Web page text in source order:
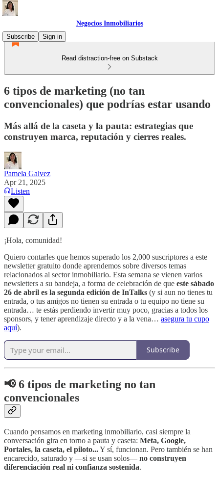
Negocios Inmobiliarios
Subscribe
Sign in
Read distraction-free on Substack
6 tipos de marketing (no tan
convencionales) que podrías estar usando
Más allá de la caseta y la pauta: estrategias que
construyen marca, reputación y cierres reales.
Pamela Galvez
Apr 21, 2025
Listen
¡Hola, comunidad!
Quiero contarles que hemos superado los 2,000 suscriptores a este
newsletter gratuito donde aprendemos sobre diversos temas
relacionados al sector inmobiliario. Esta semana se vienen varios
newsletters a su bandeja, a forma de celebración de que este sábado
26 de abril es la segunda edición de InTalks (y si aun no tienes tu
entrada, o tus amigos no tienen su entrada o tu equipo no tiene su
entrada… te estás perdiendo invertir muy poco, gracias a todos los
sponsors, y tener aprendizaje directo y a la vena… asegura tu cupo
aquí).
Subscribe
📢 6 tipos de marketing no tan
convencionales
Cuando pensamos en marketing inmobiliario, casi siempre la
conversación gira en torno a pauta y caseta: Meta, Google,
Portales, la caseta, el piloto...Y sí, funcionan. Pero también se han
encarecido, saturado y —si se usan solos— no construyen
diferenciación real ni confianza sostenida.